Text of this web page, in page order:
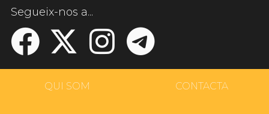
Segueix-nos a...
QUI SOM CONTACTA